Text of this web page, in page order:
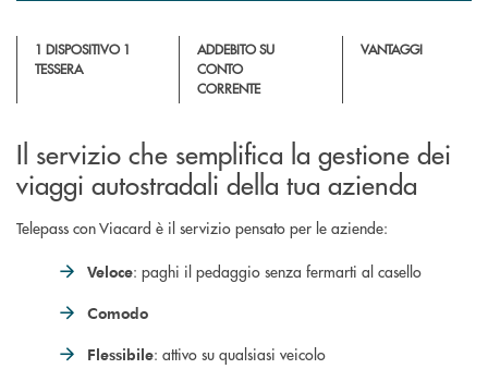
1 DISPOSITIVO 1
TESSERA
ADDEBITO SU
CONTO
CORRENTE
VANTAGGI
Il servizio che semplifica la gestione dei
viaggi autostradali della tua azienda
Telepass con Viacard è il servizio pensato per le aziende:
Veloce: paghi il pedaggio senza fermarti al casello
Comodo
Flessibile: attivo su qualsiasi veicolo